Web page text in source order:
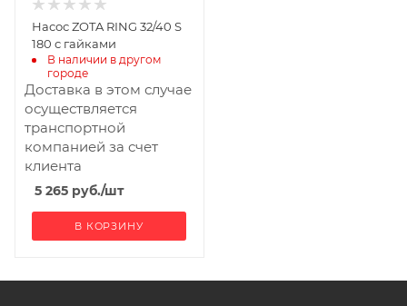
Насос ZOTA RING 32/40 S
180 с гайками
В наличии в другом
городе
Доставка в этом случае
осуществляется
транспортной
компанией за счет
клиента
5 265 руб./шт
В КОРЗИНУ